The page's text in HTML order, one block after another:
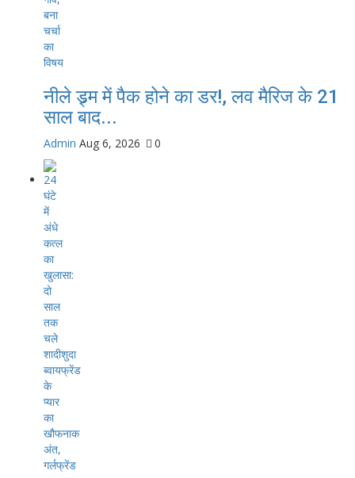
नीले ड्र्म में पैक होने का डर!, लव मैरिज के 21
साल बाद...
Admin Aug 6, 2026 0